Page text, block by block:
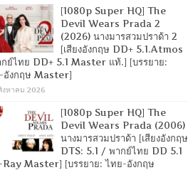
[1080p Super HQ] The
Devil Wears Prada 2
(2026) นางมารสวมปราด้า 2
[เสียงอังกฤษ DD+ 5.1.Atmos
ย์ไทย DD+ 5.1 Master แท้.] [บรรยาย:
อังกฤษ Master]
งหาคม 2026
[1080p Super HQ] The
Devil Wears Prada (2006)
นางมารสวมปราด้า [เสียงอังกฤษ
DTS: 5.1 / พากย์ไทย DD 5.1
Master] [บรรยาย: ไทย-อังกฤษ